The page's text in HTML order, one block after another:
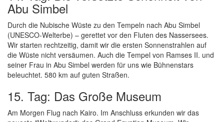
Abu Simbel
Durch die Nubische Wüste zu den Tempeln nach Abu Simbel
(UNESCO-Welterbe) – gerettet vor den Fluten des Nassersees.
Wir starten rechtzeitig, damit wir die ersten Sonnenstrahlen auf
die Wüste nicht versäumen. Auch die Tempel von Ramses II. und
seiner Frau in Abu Simbel werden für uns wie Bühnenstars
beleuchtet. 580 km auf guten Straßen.
15. Tag: Das Große Museum
Am Morgen Flug nach Kairo. Im Anschluss erkunden wir das